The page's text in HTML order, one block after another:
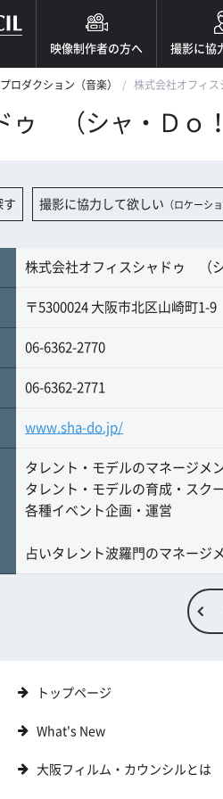
映像制作者の方へ 撮影に協
プロダクション（音楽） 株式会社オフィ
ゥ （シャ・Ｄｏ！
す 撮影に協力して欲しい （ロケーシ
株式会社オフィスシャドゥ （シ
〒5300024 大阪市北区山崎町1-9
06-6362-2770
06-6362-2771
www.sha-do.jp/
タレント・モデルのマネージメ
タレント・モデルの育成・スク
各種イベント企画・運営
占いタレント波羅門のマネージ
トップページ
What's New
大阪フィルム・カウンシルとは